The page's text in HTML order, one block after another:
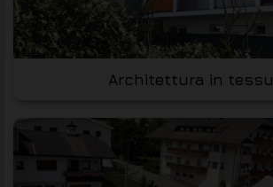
Architettura in